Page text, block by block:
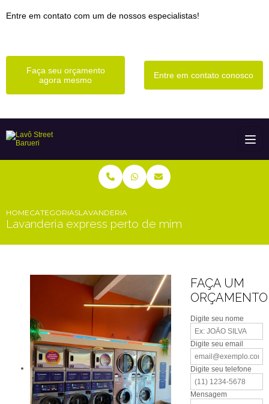
Entre em contato com um de nossos especialistas!
Faça seu orçamento
agora mesmo
Entre em contato conosco
HOMECATEGORIASLAVANDERIA EXPRESS PERTO DE MIM
Lavanderia express perto de mim
FAÇA UM
ORÇAMENTO
Digite seu nome
Digite seu email
Digite seu telefone
Mensagem